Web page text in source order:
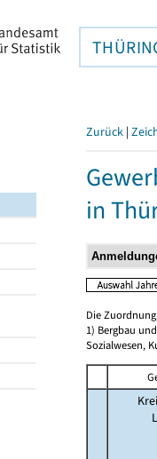
Zurück |
in
Die
1) Bergbau
Sozialwesen,